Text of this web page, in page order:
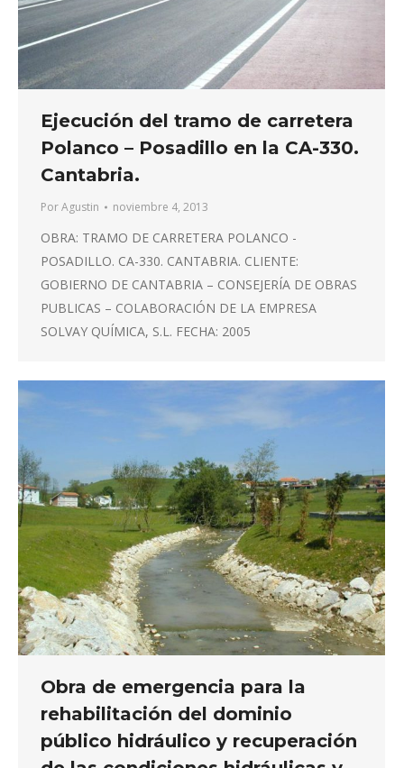
Ejecución del tramo de carretera
Polanco – Posadillo en la CA-330.
Cantabria.
PorAgustin noviembre 4, 2013
OBRA: TRAMO DE CARRETERA POLANCO -
POSADILLO. CA-330. CANTABRIA. CLIENTE:
GOBIERNO DE CANTABRIA – CONSEJERÍA DE OBRAS
PUBLICAS – COLABORACIÓN DE LA EMPRESA
SOLVAY QUÍMICA, S.L. FECHA: 2005
Obra de emergencia para la
rehabilitación del dominio
público hidráulico y recuperación